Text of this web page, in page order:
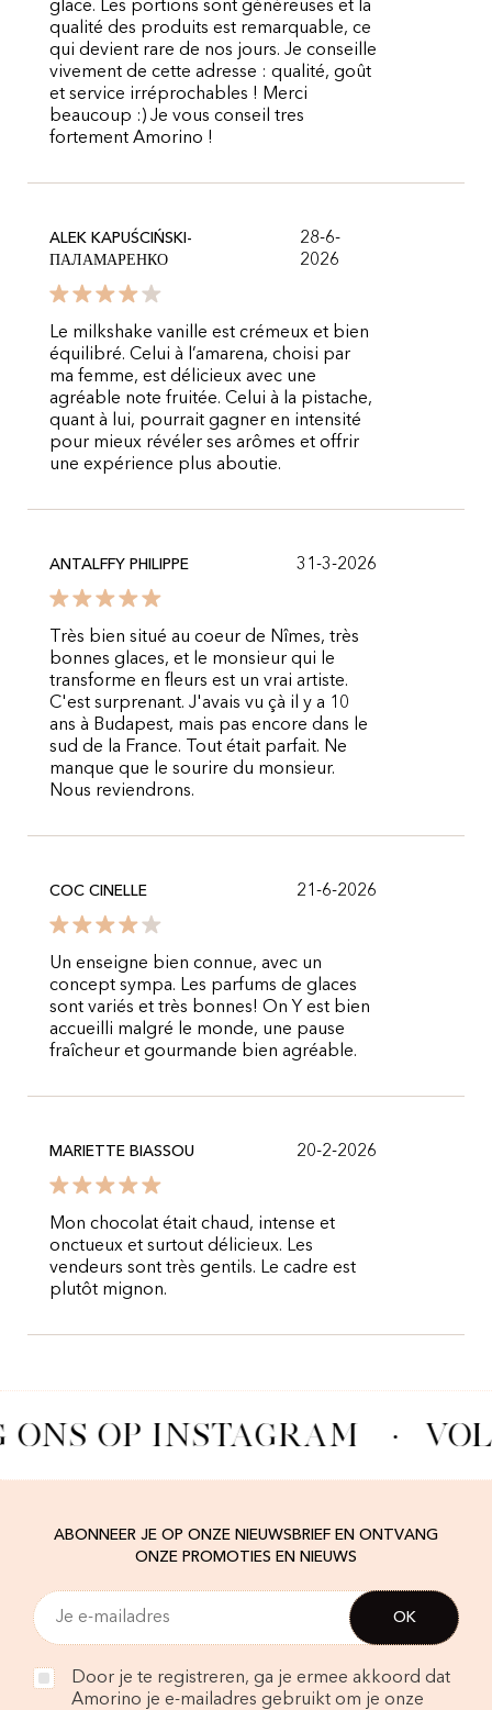
glace. Les portions sont généreuses et la
qualité des produits est remarquable, ce
qui devient rare de nos jours. Je conseille
vivement de cette adresse : qualité, goût
et service irréprochables ! Merci
beaucoup :) Je vous conseil tres
fortement Amorino !
ALEK KAPUŚCIŃSKI-
ПАЛАМАРЕНКО
28-6-
2026
Le milkshake vanille est crémeux et bien
équilibré. Celui à l’amarena, choisi par
ma femme, est délicieux avec une
agréable note fruitée. Celui à la pistache,
quant à lui, pourrait gagner en intensité
pour mieux révéler ses arômes et offrir
une expérience plus aboutie.
ANTALFFY PHILIPPE 31-3-2026
Très bien situé au coeur de Nîmes, très
bonnes glaces, et le monsieur qui le
transforme en fleurs est un vrai artiste.
C'est surprenant. J'avais vu çà il y a 10
ans à Budapest, mais pas encore dans le
sud de la France. Tout était parfait. Ne
manque que le sourire du monsieur.
Nous reviendrons.
COC CINELLE 21-6-2026
Un enseigne bien connue, avec un
concept sympa. Les parfums de glaces
sont variés et très bonnes! On Y est bien
accueilli malgré le monde, une pause
fraîcheur et gourmande bien agréable.
MARIETTE BIASSOU 20-2-2026
Mon chocolat était chaud, intense et
onctueux et surtout délicieux. Les
vendeurs sont très gentils. Le cadre est
plutôt mignon.
ONS OP INSTAGRAM ·
ABONNEER JE OP ONZE NIEUWSBRIEF EN ONTVANG
ONZE PROMOTIES EN NIEUWS
Door je te registreren, ga je ermee akkoord dat
Amorino je e-mailadres gebruikt om je onze